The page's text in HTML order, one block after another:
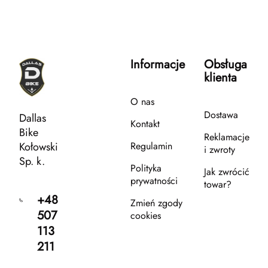
Dallas
Bike
Kołowski
Sp. k.
+48
507
113
211
Informacje
O nas
Kontakt
Regulamin
Polityka
prywatności
Zmień zgody
cookies
Obsługa
klienta
Dostawa
Reklamacje
i zwroty
Jak zwrócić
towar?